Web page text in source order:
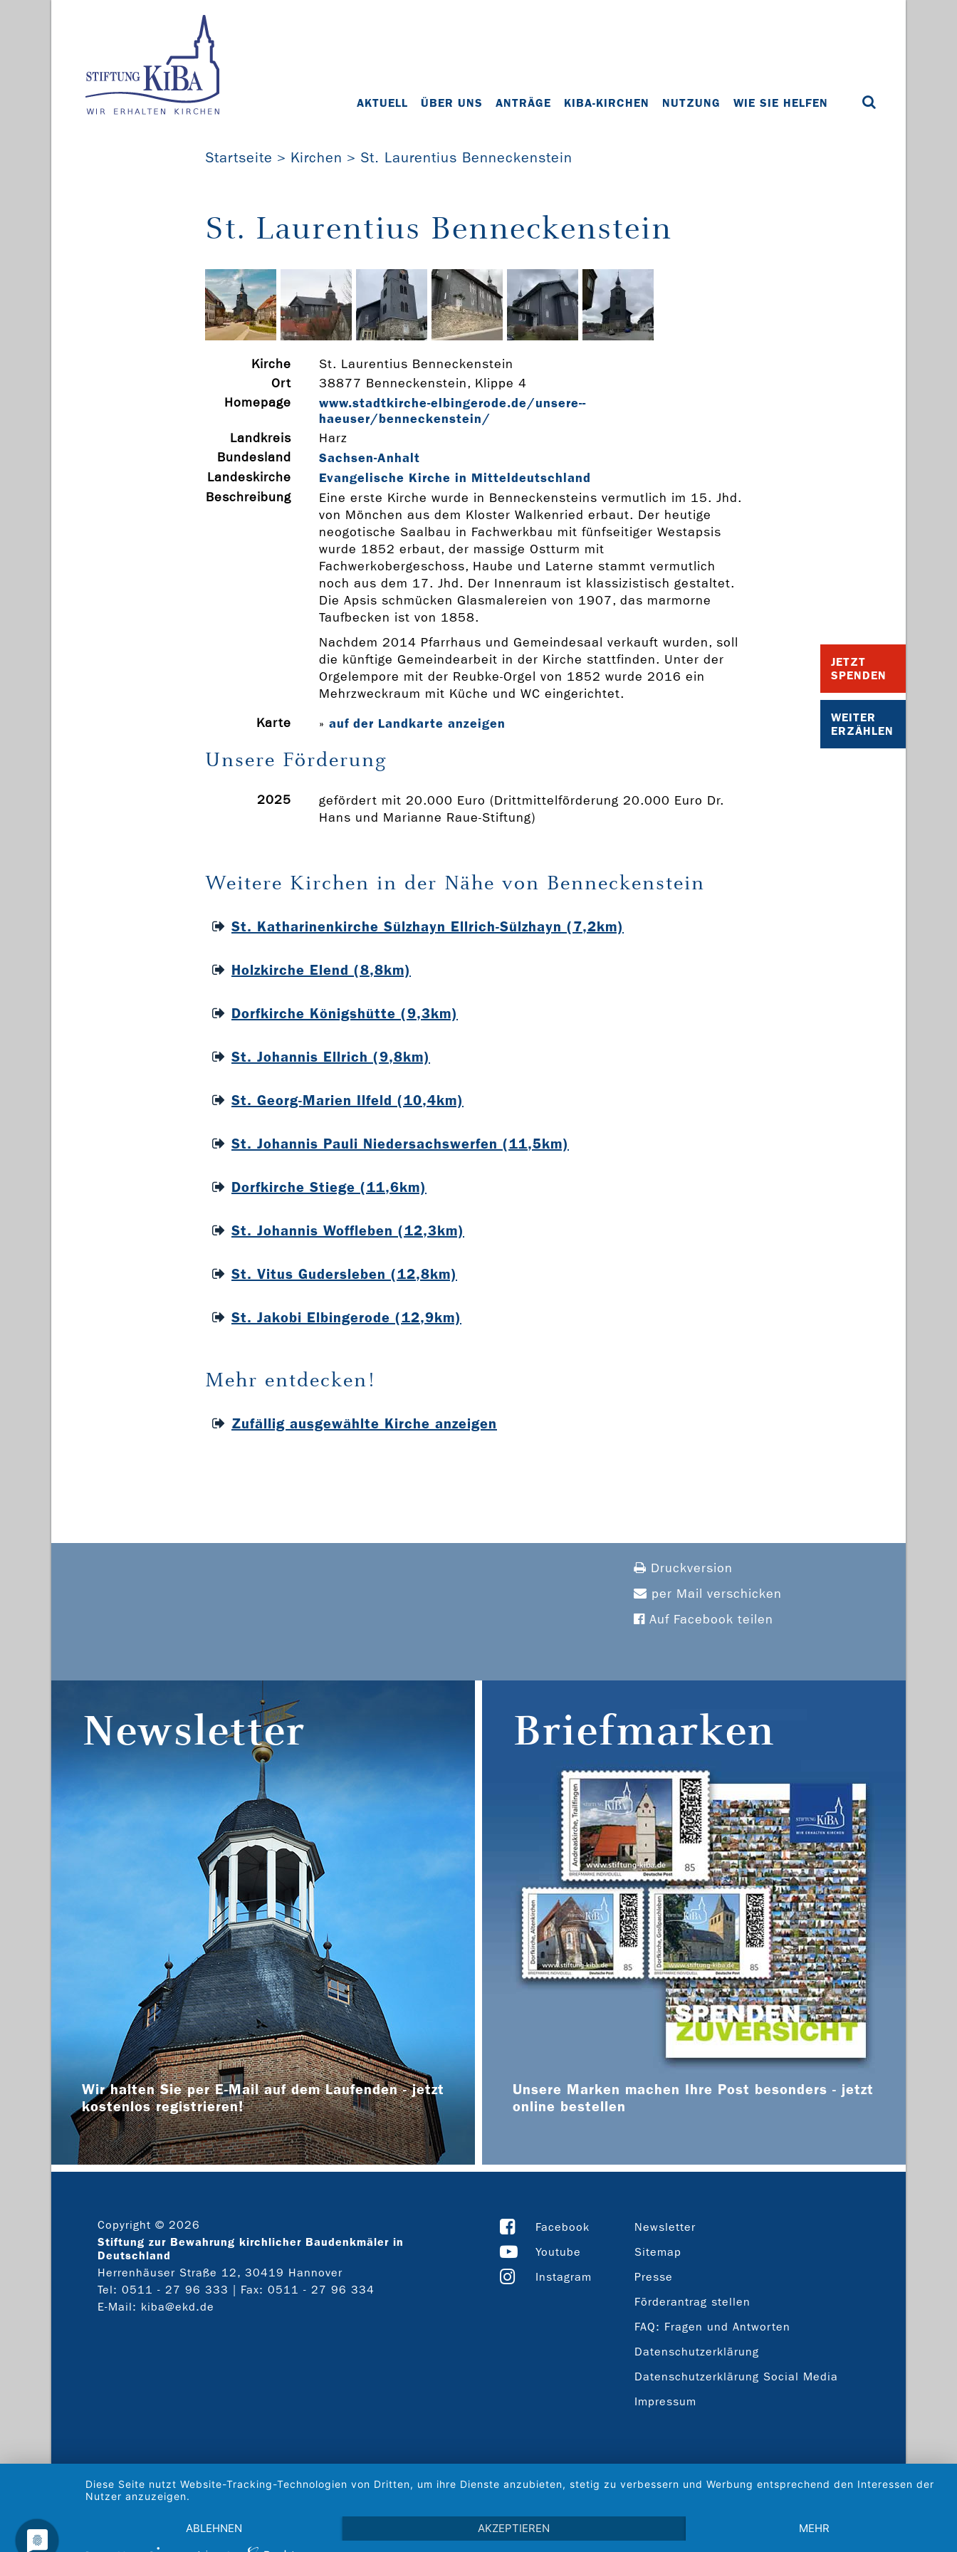
AKTUELL ÜBER UNS ANTRÄGE KIBA-KIRCHEN NUTZUNG WIE SIE HELFEN
JETZT
SPENDEN
WEITER
ERZÄHLEN
Startseite Kirchen St. Laurentius Benneckenstein
St. Laurentius Benneckenstein
Kirche
St. Laurentius Benneckenstein
Ort
38877 Benneckenstein, Klippe 4
Homepage
www.stadtkirche-­elbingerode.de/unsere-­
haeuser/benneckenstein/
Landkreis
Harz
Bundesland
Sachsen-Anhalt
Landeskirche Evangelische Kirche in Mitteldeutschland
Beschreibung
Eine erste Kirche wurde in Benneckensteins vermutlich im 15. Jhd.
von Mönchen aus dem Kloster Walkenried erbaut. Der heutige
neogotische Saalbau in Fachwerkbau mit fünfseitiger Westapsis
wurde 1852 erbaut, der massige Ostturm mit
Fachwerkobergeschoss, Haube und Laterne stammt vermutlich
noch aus dem 17. Jhd. Der Innenraum ist klassizistisch gestaltet.
Die Apsis schmücken Glasmalereien von 1907, das marmorne
Taufbecken ist von 1858.
Nachdem 2014 Pfarrhaus und Gemeindesaal verkauft wurden, soll
die künftige Gemeindearbeit in der Kirche stattfinden. Unter der
Orgelempore mit der Reubke-Orgel von 1852 wurde 2016 ein
Mehrzweckraum mit Küche und WC eingerichtet.
Karte
» auf der Landkarte anzeigen
Unsere Förderung
2025
gefördert mit 20.000 Euro (Drittmittelförderung 20.000 Euro Dr.
Hans und Marianne Raue-Stiftung)
Weitere Kirchen in der Nähe von Benneckenstein
St. Katharinenkirche Sülzhayn Ellrich-Sülzhayn (7,2km)
Holzkirche Elend (8,8km)
Dorfkirche Königshütte (9,3km)
St. Johannis Ellrich (9,8km)
St. Georg-Marien Ilfeld (10,4km)
St. Johannis Pauli Niedersachswerfen (11,5km)
Dorfkirche Stiege (11,6km)
St. Johannis Woffleben (12,3km)
St. Vitus Gudersleben (12,8km)
St. Jakobi Elbingerode (12,9km)
Mehr entdecken!
Zufällig ausgewählte Kirche anzeigen
Druckversion
per Mail verschicken
Auf Facebook teilen
Newsletter
Wir halten Sie per E-Mail auf dem Laufenden - jetzt
kostenlos registrieren!
Briefmarken
Unsere Marken machen Ihre Post besonders - jetzt
online bestellen
Copyright © 2026
Stiftung zur Bewahrung kirchlicher Baudenkmäler in
Deutschland
Herrenhäuser Straße 12, 30419 Hannover
Tel: 0511 - 27 96 333 | Fax: 0511 - 27 96 334
E-Mail: kiba@ekd.de
Facebook
Youtube
Instagram
Newsletter
Sitemap
Presse
Förderantrag stellen
FAQ: Fragen und Antworten
Datenschutzerklärung
Datenschutzerklärung Social Media
Impressum
Diese Seite nutzt Website-Tracking-Technologien von Dritten, um ihre Dienste anzubieten, stetig zu verbessern und Werbung entsprechend den Interessen der
Nutzer anzuzeigen.
ABLEHNEN AKZEPTIEREN MEHR